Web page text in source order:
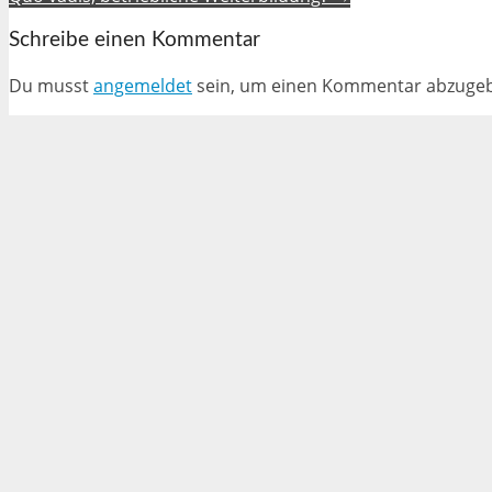
Schreibe einen Kommentar
Du musstangemeldetsein, um einen Kommentar